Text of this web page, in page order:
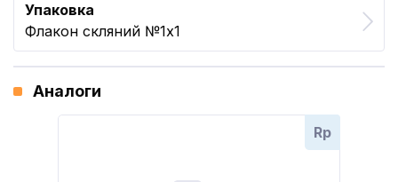
Упаковка
Флакон скляний №1x1
Аналоги
Rp